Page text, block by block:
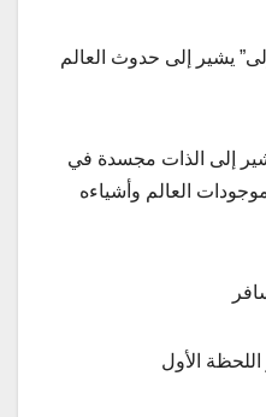
يشير إلى حدوث العالم
إلى الذات مجسدة في
العالم وأشياءه
الأول